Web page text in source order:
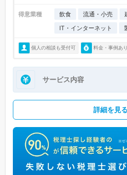
得意業種 飲食 流通・小売
IT・インターネット
個人の相談も受付可 料金・事例あり
サービス内容
詳細を見る